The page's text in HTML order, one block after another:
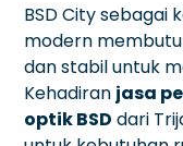
BSD City sebagai
modern
dan stabil untuk
Kehadiran jasa
optik BSD dari